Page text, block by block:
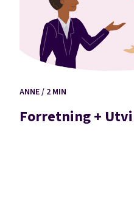
ANNE / 2 MIN
Forretning +